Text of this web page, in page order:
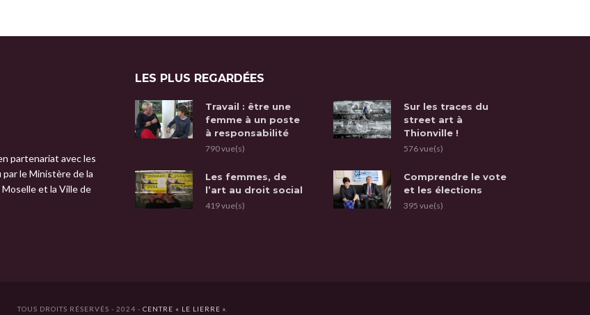
partenariat avec les
le Ministère de la
et la Ville de
LES PLUS REGARDÉES
Travail : être une
femme à un poste
à responsabilité
790 vue(s)
Sur les traces du
street art à
Thionville !
576 vue(s)
Les femmes, de
l’art au droit social
419 vue(s)
Comprendre le vote
et les élections
395 vue(s)
TOUS DROITS RÉSERVÉS - 2024 - CENTRE « LE LIERRE »